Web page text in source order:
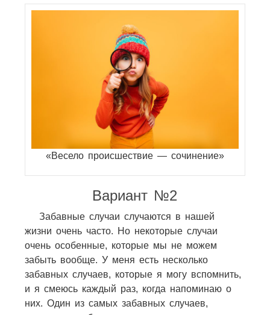
«Весело происшествие — сочинение»
Вариант №2
Забавные случаи случаются в нашей
жизни очень часто. Но некоторые случаи
очень особенные, которые мы не можем
забыть вообще. У меня есть несколько
забавных случаев, которые я могу вспомнить,
и я смеюсь каждый раз, когда напоминаю о
них. Один из самых забавных случаев,